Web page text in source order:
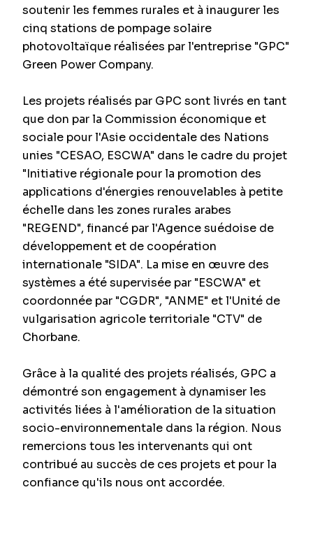
soutenir les femmes rurales et à inaugurer les
cinq stations de pompage solaire
photovoltaïque réalisées par l'entreprise "GPC"
Green Power Company.
Les projets réalisés par GPC sont livrés en tant
que don par la Commission économique et
sociale pour l'Asie occidentale des Nations
unies "CESAO, ESCWA" dans le cadre du projet
"Initiative régionale pour la promotion des
applications d'énergies renouvelables à petite
échelle dans les zones rurales arabes
"REGEND", financé par l'Agence suédoise de
développement et de coopération
internationale "SIDA". La mise en œuvre des
systèmes a été supervisée par "ESCWA" et
coordonnée par "CGDR", "ANME" et l'Unité de
vulgarisation agricole territoriale "CTV" de
Chorbane.
Grâce à la qualité des projets réalisés, GPC a
démontré son engagement à dynamiser les
activités liées à l'amélioration de la situation
socio-environnementale dans la région. Nous
remercions tous les intervenants qui ont
contribué au succès de ces projets et pour la
confiance qu'ils nous ont accordée.